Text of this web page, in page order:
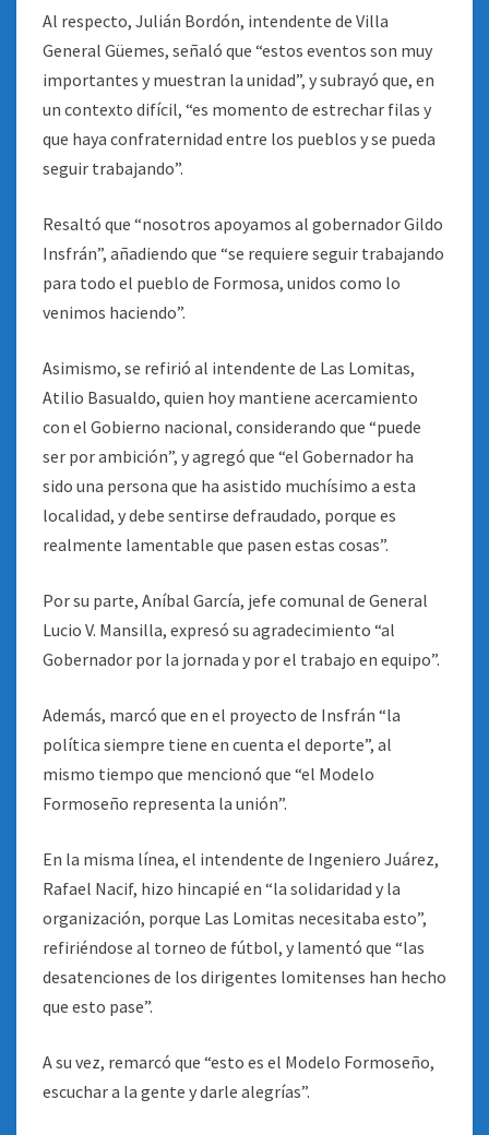
Al respecto, Julián Bordón, intendente de Villa
General Güemes, señaló que “estos eventos son muy
importantes y muestran la unidad”, y subrayó que, en
un contexto difícil, “es momento de estrechar filas y
que haya confraternidad entre los pueblos y se pueda
seguir trabajando”.
Resaltó que “nosotros apoyamos al gobernador Gildo
Insfrán”, añadiendo que “se requiere seguir trabajando
para todo el pueblo de Formosa, unidos como lo
venimos haciendo”.
Asimismo, se refirió al intendente de Las Lomitas,
Atilio Basualdo, quien hoy mantiene acercamiento
con el Gobierno nacional, considerando que “puede
ser por ambición”, y agregó que “el Gobernador ha
sido una persona que ha asistido muchísimo a esta
localidad, y debe sentirse defraudado, porque es
realmente lamentable que pasen estas cosas”.
Por su parte, Aníbal García, jefe comunal de General
Lucio V. Mansilla, expresó su agradecimiento “al
Gobernador por la jornada y por el trabajo en equipo”.
Además, marcó que en el proyecto de Insfrán “la
política siempre tiene en cuenta el deporte”, al
mismo tiempo que mencionó que “el Modelo
Formoseño representa la unión”.
En la misma línea, el intendente de Ingeniero Juárez,
Rafael Nacif, hizo hincapié en “la solidaridad y la
organización, porque Las Lomitas necesitaba esto”,
refiriéndose al torneo de fútbol, y lamentó que “las
desatenciones de los dirigentes lomitenses han hecho
que esto pase”.
A su vez, remarcó que “esto es el Modelo Formoseño,
escuchar a la gente y darle alegrías”.